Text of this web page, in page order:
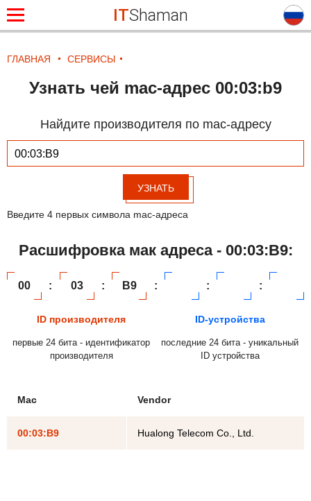
ITShaman
ГЛАВНАЯ СЕРВИСЫ
Узнать чей mac-адрес 00:03:b9
Найдите производителя по mac-адресу
УЗНАТЬ
Введите 4 первых символа mac-адреса
Расшифровка мак адреса - 00:03:B9:
00 : 03 : B9 : : :
ID производителя
первые 24 бита - идентификатор
производителя
ID-устройства
последние 24 бита - уникальный
ID устройства
Mac Vendor
00:03:B9 Hualong Telecom Co., Ltd.